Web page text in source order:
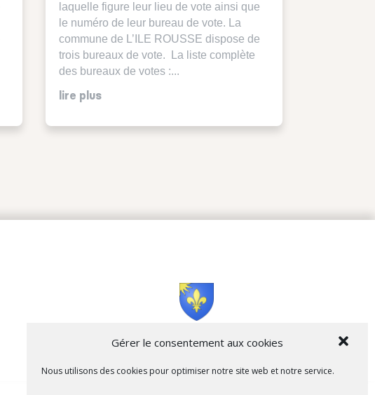
Gérer le consentement aux cookies
Nous utilisons des cookies pour optimiser notre site web et notre service.
laquelle figure leur lieu de vote ainsi que
le numéro de leur bureau de vote. La
commune de L’ILE ROUSSE dispose de
trois bureaux de vote. La liste complète
des bureaux de votes :...
lire plus
Cità di L’Isula